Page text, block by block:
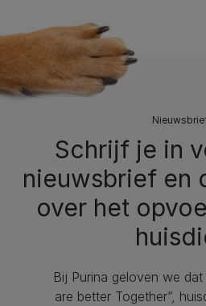
Schrijf je in
nieuwsbrief en
over het
Bij Purina geloven we
are better Together”,